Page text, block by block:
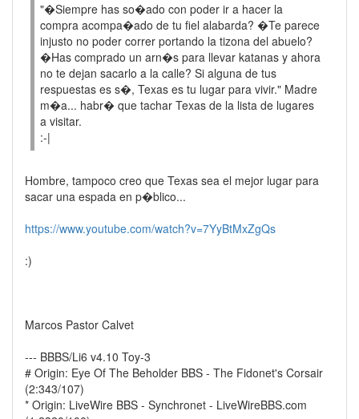
"�Siempre has so�ado con poder ir a hacer la
compra acompa�ado de tu fiel alabarda? �Te parece
injusto no poder correr portando la tizona del abuelo?
�Has comprado un arn�s para llevar katanas y ahora
no te dejan sacarlo a la calle? Si alguna de tus
respuestas es s�, Texas es tu lugar para vivir." Madre
m�a... habr� que tachar Texas de la lista de lugares
a visitar.
:-|
Hombre, tampoco creo que Texas sea el mejor lugar para
sacar una espada en p�blico...
https://www.youtube.com/watch?v=7YyBtMxZgQs
:)
Marcos Pastor Calvet
--- BBBS/Li6 v4.10 Toy-3
# Origin: Eye Of The Beholder BBS - The Fidonet's Corsair
(2:343/107)
* Origin: LiveWire BBS - Synchronet - LiveWireBBS.com